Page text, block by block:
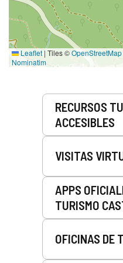
Leaflet | Tiles ©OpenStreetMap
Nominatim
RECURSOS
ACCESIBLES
VISITAS
APPS
TURISMO
OFICINAS DE